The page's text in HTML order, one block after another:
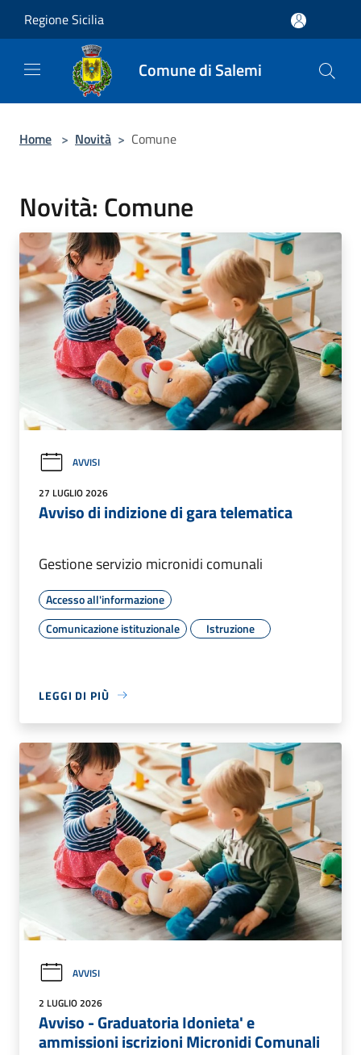
Regione Sicilia
Comune di Salemi
Home > Novità > Comune
Novità: Comune
AVVISI
27 LUGLIO 2026
Avviso di indizione di gara telematica
Gestione servizio micronidi comunali
Accesso all'informazione
Comunicazione istituzionale
Istruzione
LEGGI DI PIÙ
AVVISI
2 LUGLIO 2026
Avviso - Graduatoria Idonieta' e
ammissioni iscrizioni Micronidi Comunali